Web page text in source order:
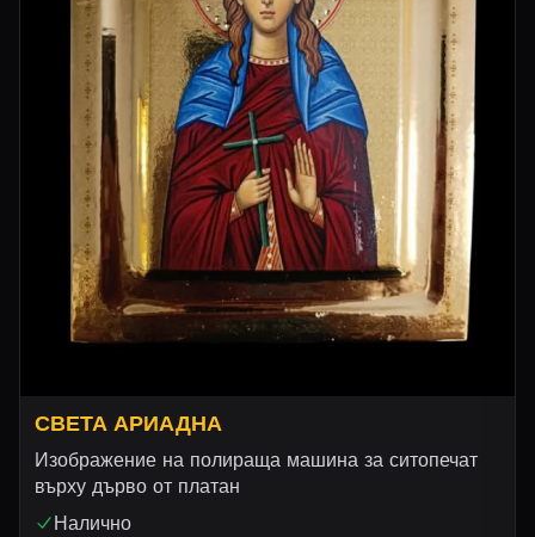
СВЕТА АРИАДНА
Изображение на полираща машина за ситопечат
върху дърво от платан
Налично